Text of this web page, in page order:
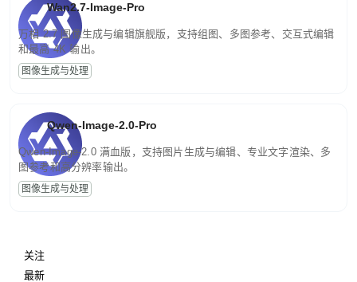
Wan2.7-Image-Pro
万相 2.7 图像生成与编辑旗舰版，支持组图、多图参考、交互式编辑
和最高 4K 输出。
图像生成与处理
Qwen-Image-2.0-Pro
Qwen-Image-2.0 满血版，支持图片生成与编辑、专业文字渲染、多
图参考和高分辨率输出。
图像生成与处理
关注
最新